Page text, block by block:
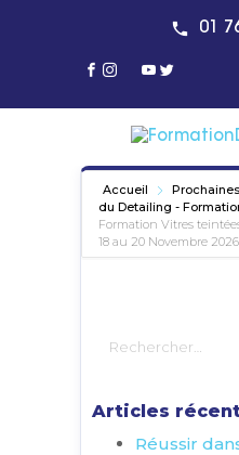
01
Accueil
du Detailing -
Formation Vitres
18 au 20 Novembre 2026
Articles
Réussir